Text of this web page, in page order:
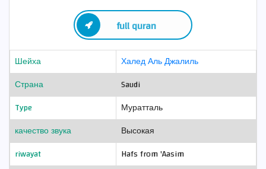
full quran
Шейха
Халед Аль Джалиль
Страна
Saudi
Type
Муратталь
качество звука
Высокая
riwayat
Hafs from 'Aasim